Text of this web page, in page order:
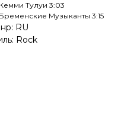
Тулуи 3:03
Музыканты 3:15
RU
Rock